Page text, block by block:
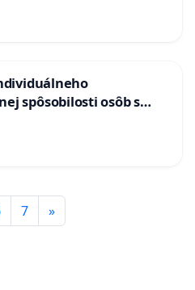
HOD. A PRAVIDELNÁ
NA
spôsobilosti osôb s
prijímaní do
7 »